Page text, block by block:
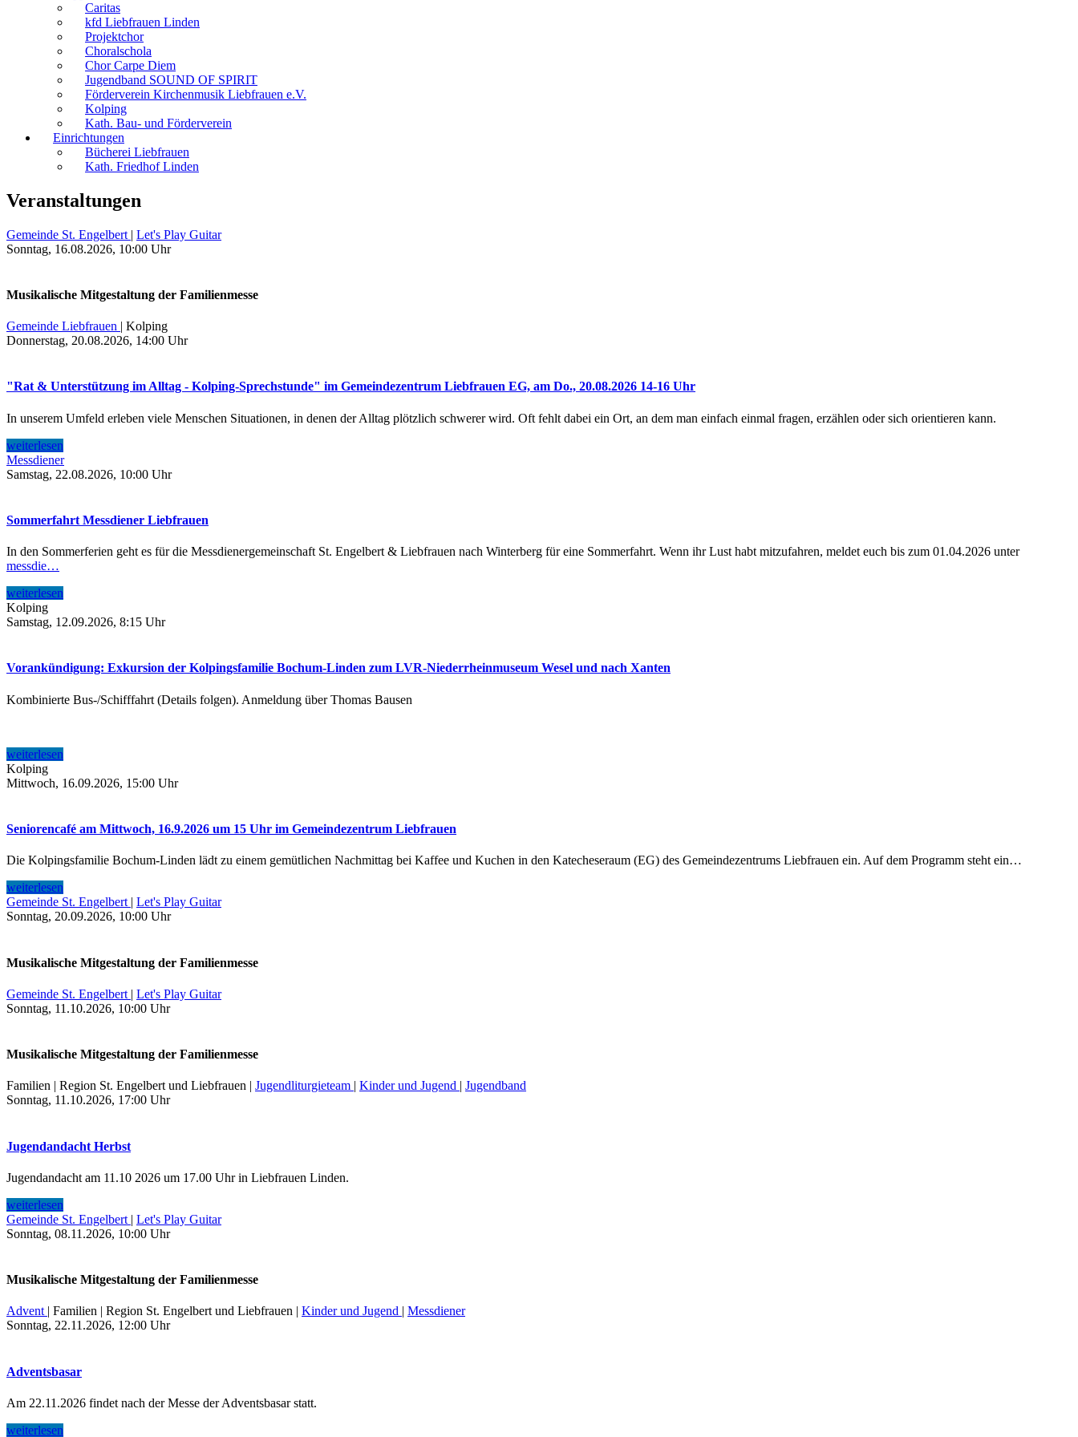
Caritas
kfd Liebfrauen Linden
Projektchor
Choralschola
Chor Carpe Diem
Jugendband SOUND OF SPIRIT
Förderverein Kirchenmusik Liebfrauen e.V.
Kolping
Kath. Bau- und Förderverein
Einrichtungen
Bücherei Liebfrauen
Kath. Friedhof Linden
Veranstaltungen
Gemeinde St. Engelbert | Let's Play Guitar
Sonntag, 16.08.2026, 10:00 Uhr
Musikalische Mitgestaltung der Familienmesse
Gemeinde Liebfrauen | Kolping
Donnerstag, 20.08.2026, 14:00 Uhr
"Rat & Unterstützung im Alltag - Kolping-Sprechstunde" im Gemeindezentrum Liebfrauen EG, am Do., 20.08.2026 14-16 Uhr
In unserem Umfeld erleben viele Menschen Situationen, in denen der Alltag plötzlich schwerer wird. Oft fehlt dabei ein Ort, an dem man einfach einmal fragen, erzählen oder sich orientieren kann.
weiterlesen
Messdiener
Samstag, 22.08.2026, 10:00 Uhr
Sommerfahrt Messdiener Liebfrauen
In den Sommerferien geht es für die Messdienergemeinschaft St. Engelbert & Liebfrauen nach Winterberg für eine Sommerfahrt. Wenn ihr Lust habt mitzufahren, meldet euch bis zum 01.04.2026 unter
messdie…
weiterlesen
Kolping
Samstag, 12.09.2026, 8:15 Uhr
Vorankündigung: Exkursion der Kolpingsfamilie Bochum-Linden zum LVR-Niederrheinmuseum Wesel und nach Xanten
Kombinierte Bus-/Schifffahrt (Details folgen). Anmeldung über Thomas Bausen
weiterlesen
Kolping
Mittwoch, 16.09.2026, 15:00 Uhr
Seniorencafé am Mittwoch, 16.9.2026 um 15 Uhr im Gemeindezentrum Liebfrauen
Die Kolpingsfamilie Bochum-Linden lädt zu einem gemütlichen Nachmittag bei Kaffee und Kuchen in den Katecheseraum (EG) des Gemeindezentrums Liebfrauen ein. Auf dem Programm steht ein…
weiterlesen
Gemeinde St. Engelbert | Let's Play Guitar
Sonntag, 20.09.2026, 10:00 Uhr
Musikalische Mitgestaltung der Familienmesse
Gemeinde St. Engelbert | Let's Play Guitar
Sonntag, 11.10.2026, 10:00 Uhr
Musikalische Mitgestaltung der Familienmesse
Familien | Region St. Engelbert und Liebfrauen | Jugendliturgieteam | Kinder und Jugend | Jugendband
Sonntag, 11.10.2026, 17:00 Uhr
Jugendandacht Herbst
Jugendandacht am 11.10 2026 um 17.00 Uhr in Liebfrauen Linden.
weiterlesen
Gemeinde St. Engelbert | Let's Play Guitar
Sonntag, 08.11.2026, 10:00 Uhr
Musikalische Mitgestaltung der Familienmesse
Advent | Familien | Region St. Engelbert und Liebfrauen | Kinder und Jugend | Messdiener
Sonntag, 22.11.2026, 12:00 Uhr
Adventsbasar
Am 22.11.2026 findet nach der Messe der Adventsbasar statt.
weiterlesen